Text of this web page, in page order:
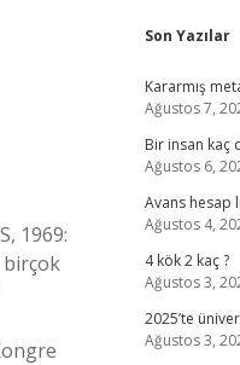
1969:
birçok
Son Yazılar
Kararmış
Ağustos 7,
Bir insan kaç
Ağustos 6,
Avans hesap
Ağustos 4,
4 kök 2 kaç ?
Ağustos 3,
2025’te
Ağustos 3,